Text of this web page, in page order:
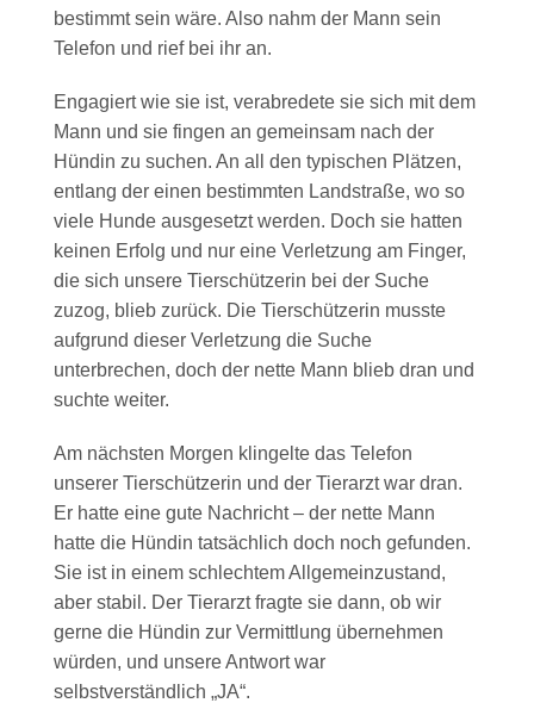
bestimmt sein wäre. Also nahm der Mann sein
Telefon und rief bei ihr an.
Engagiert wie sie ist, verabredete sie sich mit dem
Mann und sie fingen an gemeinsam nach der
Hündin zu suchen. An all den typischen Plätzen,
entlang der einen bestimmten Landstraße, wo so
viele Hunde ausgesetzt werden. Doch sie hatten
keinen Erfolg und nur eine Verletzung am Finger,
die sich unsere Tierschützerin bei der Suche
zuzog, blieb zurück. Die Tierschützerin musste
aufgrund dieser Verletzung die Suche
unterbrechen, doch der nette Mann blieb dran und
suchte weiter.
Am nächsten Morgen klingelte das Telefon
unserer Tierschützerin und der Tierarzt war dran.
Er hatte eine gute Nachricht – der nette Mann
hatte die Hündin tatsächlich doch noch gefunden.
Sie ist in einem schlechtem Allgemeinzustand,
aber stabil. Der Tierarzt fragte sie dann, ob wir
gerne die Hündin zur Vermittlung übernehmen
würden, und unsere Antwort war
selbstverständlich „JA“.